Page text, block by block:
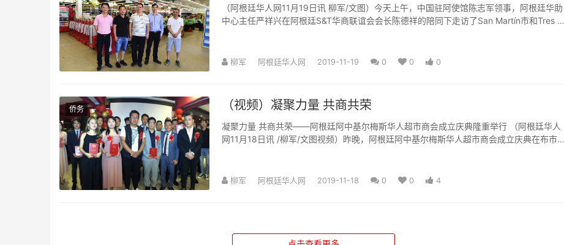
（阿根廷华人网11月19日讯 柳军/文图）今天上午，中国驻阿使馆陈志军领事，阿根廷华助
中心主任严祥兴在阿根廷S&T华商联谊会会长陈德祥的陪同下走访了San Martín市和Tres de
柳军 阿根廷华人网 2019-11-19 0 0 0
侨务 （视频）凝聚力量 共商共荣
凝聚力量 共商共荣——阿根廷阿中基尔梅斯华人超市商会成立庆典隆重举行 （阿根廷华人
网11月18日讯 /柳军/文图视频）昨晚，阿根廷阿中基尔梅斯华人超市商会成立庆典在布市皇
柳军 阿根廷华人网 2019-11-18 0 0 4